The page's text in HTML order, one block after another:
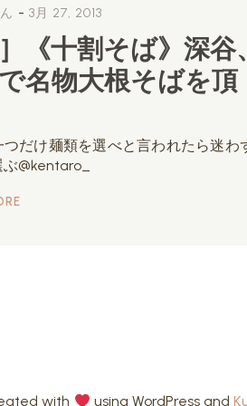
- 3月 27, 2013
］《十割そば》深谷、
名物大根そばを頂
つだけ麺類を選べと言われたら迷わ
@kentaro_
with using WordPress and